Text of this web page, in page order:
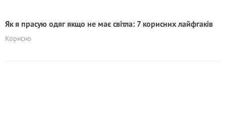
Як я прасую одяг якщо не має світла: 7 корисних лайфгаків
Корисно